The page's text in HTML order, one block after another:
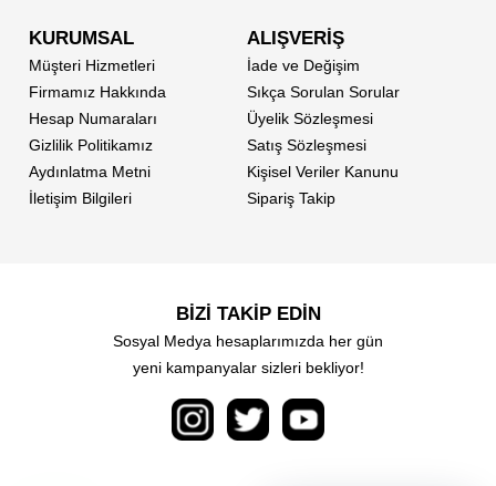
KURUMSAL
Müşteri Hizmetleri
Firmamız Hakkında
Hesap Numaraları
Gizlilik Politikamız
Aydınlatma Metni
İletişim Bilgileri
ALIŞVERİŞ
İade ve Değişim
Sıkça Sorulan Sorular
Üyelik Sözleşmesi
Satış Sözleşmesi
Kişisel Veriler Kanunu
Sipariş Takip
BİZİ TAKİP EDİN
Sosyal Medya hesaplarımızda her gün
yeni kampanyalar sizleri bekliyor!